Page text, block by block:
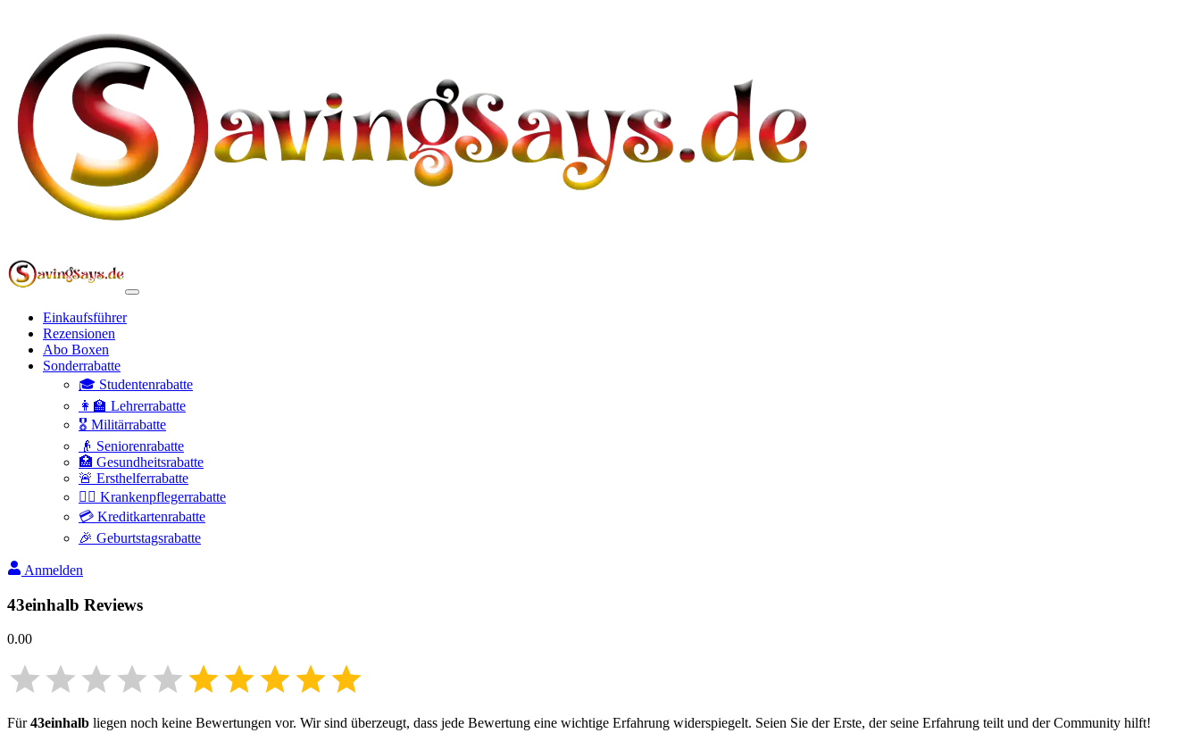
Einkaufsführer
Rezensionen
Abo Boxen
Sonderrabatte
🎓 Studentenrabatte
👩‍🏫 Lehrerrabatte
🎖️ Militärrabatte
👴 Seniorenrabatte
🏥 Gesundheitsrabatte
🚨 Ersthelferrabatte
👩‍⚕️ Krankenpflegerrabatte
💳 Kreditkartenrabatte
🎉 Geburtstagsrabatte
Anmelden
43einhalb Reviews
0.00
Für43einhalb liegen noch keine Bewertungen vor. Wir sind überzeugt, dass jede Bewertung eine wichtige Erfahrung widerspiegelt. Seien Sie der Erste, der seine Erfahrung teilt und der Community hilft!